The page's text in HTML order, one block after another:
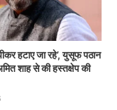
हटाए जा रहे’, युसूफ पठान
शाह से की हस्तक्षेप की